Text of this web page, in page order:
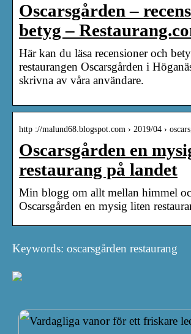
Oscarsgården –
betyg –
Här kan du läsa recensioner och
restaurangen Oscarsgården i
skrivna av våra användare.
http ://malund68.blogspot.com › 2019/04 ›
Oscarsgården en
restaurang på landet
Min blogg om allt mellan himmel
Oscarsgården en mysig liten
Keywords: oscarsgården restaurang